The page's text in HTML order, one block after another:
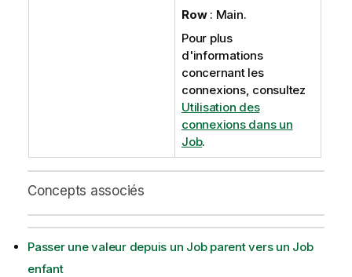
Row: Main.
Pour plus
d'informations
concernant les
connexions, consultez
Utilisation des
connexions dans un
Job.
Concepts associés
Passer une valeur depuis un Job parent vers un Job
enfant